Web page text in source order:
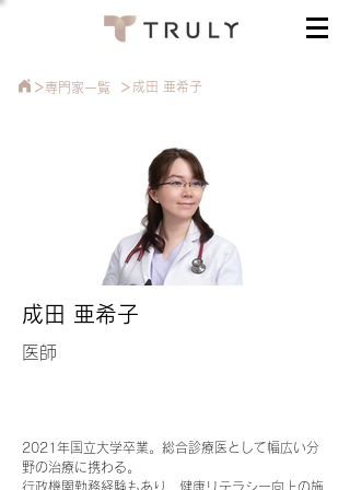
>​専門家一覧 > 成田 亜希子
成田 亜希子
医師
2021年国立大学卒業。総合診療医として幅広い分
野の治療に携わる。
行政機関勤務経験もあり、健康リテラシー向上の施